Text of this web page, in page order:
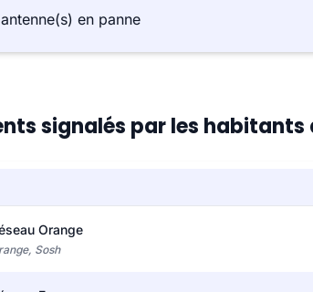
en panne
signalés par les habitants
Orange
Sosh